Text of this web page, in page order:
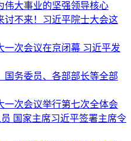
伟大事业的坚强领导核心
讨不来！习近平院士大会这
一次会议在京闭幕 习近平发
国务委员、各部部长等全部
一次会议举行第七次全体会
国家主席习近平签署主席令